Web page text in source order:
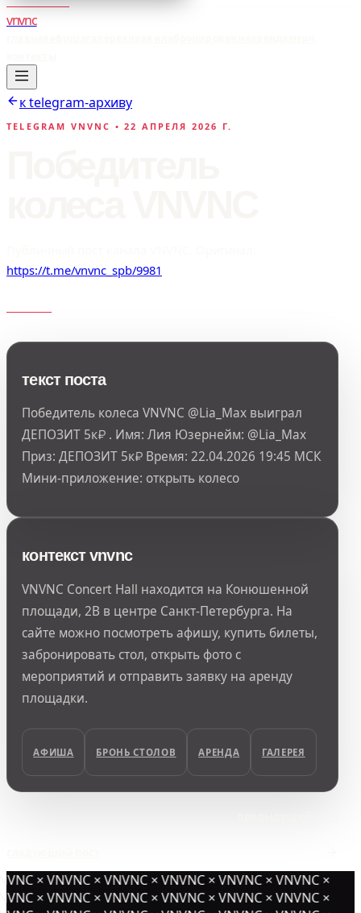
vnvnc
к telegram-архиву
TELEGRAM VNVNC • 22 АПРЕЛЯ 2026 Г.
https://t.me/vnvnc_spb/9981
текст поста
Победитель колеса VNVNC @Lia_Max выиграл
ДЕПОЗИТ 5к₽ . Имя: Лия Юзернейм: @Lia_Max
Приз: ДЕПОЗИТ 5к₽ Время: 22.04.2026 19:45 МСК
Мини-приложение: открыть колесо
контекст vnvnc
VNVNC Concert Hall находится на Конюшенной
площади, 2В в центре Санкт-Петербурга. На
сайте можно посмотреть афишу, купить билеты,
забронировать стол, открыть фото с
мероприятий и отправить заявку на аренду
площадки.
АФИША БРОНЬ СТОЛОВ АРЕНДА ГАЛЕРЕЯ
× VNVNC × VNVNC × VNVNC × VNVNC × VNVNC ×
× VNVNC × VNVNC × VNVNC × VNVNC × VNVNC ×